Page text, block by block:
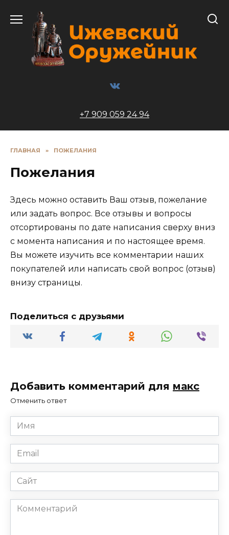
содержанию
+7 909 059 24 94
ГЛАВНАЯ » ПОЖЕЛАНИЯ
Пожелания
Здесь можно оставить Ваш отзыв, пожелание
или задать вопрос. Все отзывы и вопросы
отсортированы по дате написания сверху вниз
с момента написания и по настоящее время.
Вы можете изучить все комментарии наших
покупателей или написать свой вопрос (отзыв)
внизу страницы.
Поделиться с друзьями
Добавить комментарий для макс
Отменить ответ
Имя
*
Email
*
Сайт
Комментарий